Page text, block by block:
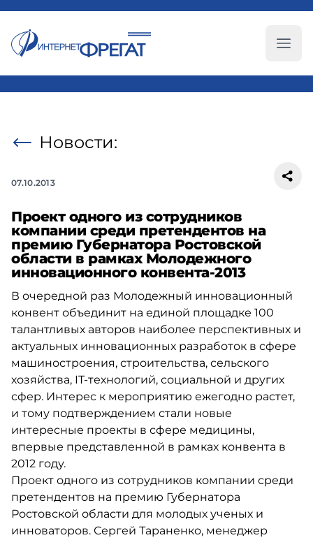
Новости:
07.10.2013
Проект одного из сотрудников
компании среди претендентов на
премию Губернатора Ростовской
области в рамках Молодежного
инновационного конвента-2013
В очередной раз Молодежный инновационный
конвент объединит на единой площадке 100
талантливых авторов наиболее перспективных и
актуальных инновационных разработок в сфере
машиностроения, строительства, сельского
хозяйства, IT-технологий, социальной и других
сфер. Интерес к мероприятию ежегодно растет,
и тому подтверждением стали новые
интересные проекты в сфере медицины,
впервые представленной в рамках конвента в
2012 году.
Проект одного из сотрудников компании среди
претендентов на премию Губернатора
Ростовской области для молодых ученых и
инноваторов. Сергей Тараненко, менеджер